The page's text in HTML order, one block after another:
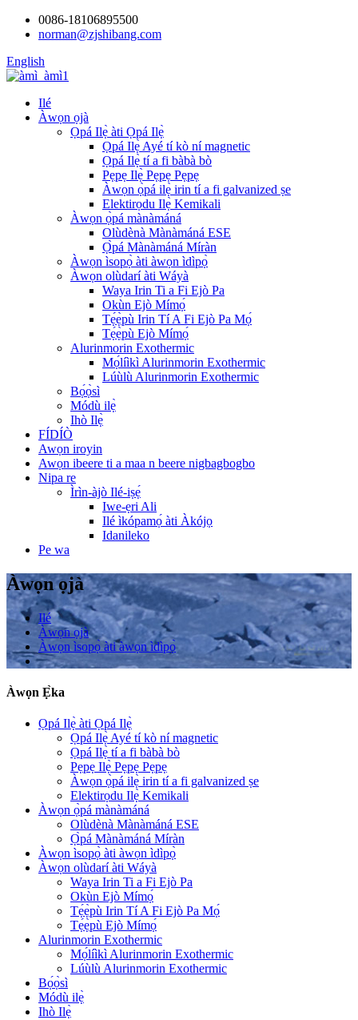
0086-18106895500
norman@zjshibang.com
English
Ilé
Àwọn ọjà
Ọpá Ilẹ̀ àti Ọpá Ilẹ̀
Ọpá Ilẹ̀ Ayé tí kò ní magnetic
Ọpá Ilẹ̀ tí a fi bàbà bò
Pẹpẹ Ilẹ̀ Pẹpẹ Pẹpẹ
Àwọn ọ̀pá ilẹ̀ irin tí a fi galvanized ṣe
Elektirọdu Ilẹ̀ Kemikali
Àwọn ọ̀pá mànàmáná
Olùdènà Mànàmáná ESE
Ọ̀pá Mànàmáná Míràn
Àwọn ìsopọ̀ àti àwọn ìdìpọ̀
Àwọn olùdarí àti Wáyà
Waya Irin Ti a Fi Ejò Pa
Okùn Ejò Mímọ́
Tẹ́ẹ̀pù Irin Tí A Fi Ejò Pa Mọ́
Tẹ́ẹ̀pù Ejò Mímọ́
Alurinmorin Exothermic
Mọ́líìkì Alurinmorin Exothermic
Lúùlù Alurinmorin Exothermic
Bọ́ọ̀sì
Módù ilẹ̀
Ihò Ilẹ̀
FÍDÍÒ
Awọn iroyin
Awọn ibeere ti a maa n beere nigbagbogbo
Nipa re
Ìrìn-àjò Ilé-iṣẹ́
Iwe-ẹri Ali
Ilé ìkópamọ́ àti Àkójọ
Idanileko
Pe wa
Àwọn ọjà
Ilé
Àwọn ọjà
Àwọn ìsopọ̀ àti àwọn ìdìpọ̀
Àwọn Ẹ̀ka
Ọpá Ilẹ̀ àti Ọpá Ilẹ̀
Ọpá Ilẹ̀ Ayé tí kò ní magnetic
Ọpá Ilẹ̀ tí a fi bàbà bò
Pẹpẹ Ilẹ̀ Pẹpẹ Pẹpẹ
Àwọn ọ̀pá ilẹ̀ irin tí a fi galvanized ṣe
Elektirọdu Ilẹ̀ Kemikali
Àwọn ọ̀pá mànàmáná
Olùdènà Mànàmáná ESE
Ọ̀pá Mànàmáná Míràn
Àwọn ìsopọ̀ àti àwọn ìdìpọ̀
Àwọn olùdarí àti Wáyà
Waya Irin Ti a Fi Ejò Pa
Okùn Ejò Mímọ́
Tẹ́ẹ̀pù Irin Tí A Fi Ejò Pa Mọ́
Tẹ́ẹ̀pù Ejò Mímọ́
Alurinmorin Exothermic
Mọ́líìkì Alurinmorin Exothermic
Lúùlù Alurinmorin Exothermic
Bọ́ọ̀sì
Módù ilẹ̀
Ihò Ilẹ̀